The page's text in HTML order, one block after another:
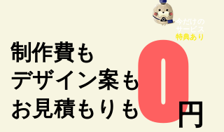
o円
​制作費も
​デザイン案も
​お見積もりも
今だけの
サービス
特典あり